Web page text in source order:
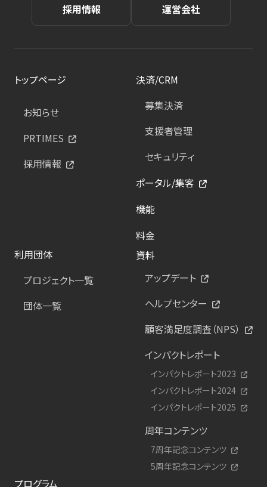
採用情報 運営会社
トップページ
お知らせ
PRTIMES
採用情報
決済/CRM
募集決済
支援者管理
セキュリティ
ポータル/集客
機能
料金
利用団体
プロジェクト一覧
団体一覧
資料
アップデート
ヘルプセンター
顧客満足度調査（NPS）
インパクトレポート
インパクトレポート2023
インパクトレポート2024
インパクトレポート2025
周年コンテンツ
7周年記念コンテンツ
5周年記念コンテンツ
プログラム